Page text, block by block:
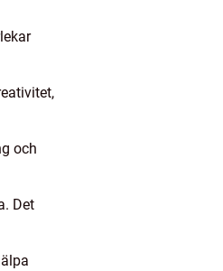
och
Det